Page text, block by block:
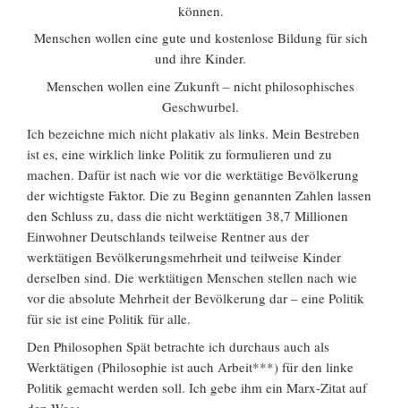
können.
Menschen wollen eine gute und kostenlose Bildung für sich
und ihre Kinder.
Menschen wollen eine Zukunft – nicht philosophisches
Geschwurbel.
Ich bezeichne mich nicht plakativ als links. Mein Bestreben
ist es, eine wirklich linke Politik zu formulieren und zu
machen. Dafür ist nach wie vor die werktätige Bevölkerung
der wichtigste Faktor. Die zu Beginn genannten Zahlen lassen
den Schluss zu, dass die nicht werktätigen 38,7 Millionen
Einwohner Deutschlands teilweise Rentner aus der
werktätigen Bevölkerungsmehrheit und teilweise Kinder
derselben sind. Die werktätigen Menschen stellen nach wie
vor die absolute Mehrheit der Bevölkerung dar – eine Politik
für sie ist eine Politik für alle.
Den Philosophen Spät betrachte ich durchaus auch als
Werktätigen (Philosophie ist auch Arbeit***) für den linke
Politik gemacht werden soll. Ich gebe ihm ein Marx-Zitat auf